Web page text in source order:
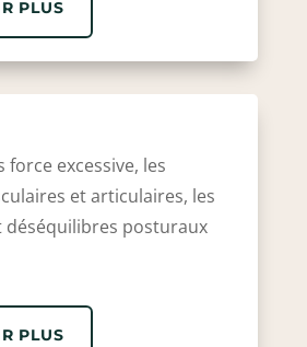
PLUS
force excessive, les
et articulaires, les
déséquilibres posturaux
PLUS